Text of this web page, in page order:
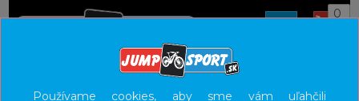
0
Používame cookies, aby sme vám uľahčili